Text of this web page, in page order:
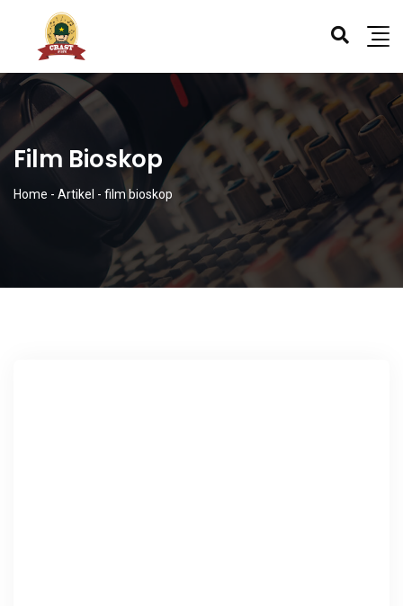
Film Bioskop
Home - Artikel - film bioskop